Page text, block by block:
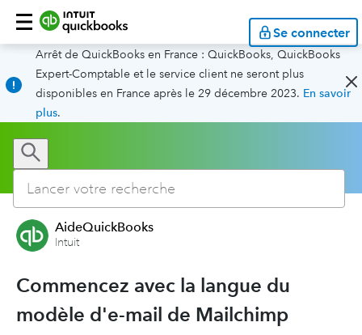
Se connecter
Arrêt de QuickBooks en France : QuickBooks, QuickBooks
Expert-Comptable et le service client ne seront plus
disponibles en France après le 29 décembre 2023. En savoir
plus.
AideQuickBooks
Intuit
Commencez avec la langue du
modèle d'e-mail de Mailchimp